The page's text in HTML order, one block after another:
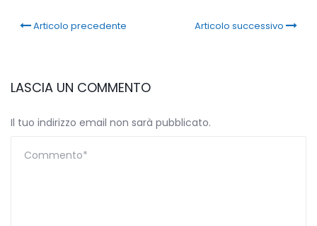
Articolo precedente Articolo successivo
LASCIA UN COMMENTO
Il tuo indirizzo email non sarà pubblicato.